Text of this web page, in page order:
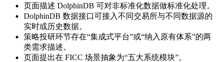
页面描述 DolphinDB 可对非标准化数据做标准化处理。
DolphinDB 数据接口可接入不同交易所与不同数据源的
实时或历史数据。
策略投研环节存在“集成式平台”或“纳入原有体系”的两
类需求描述。
页面提出在 FICC 场景抽象为“五大系统模块”。